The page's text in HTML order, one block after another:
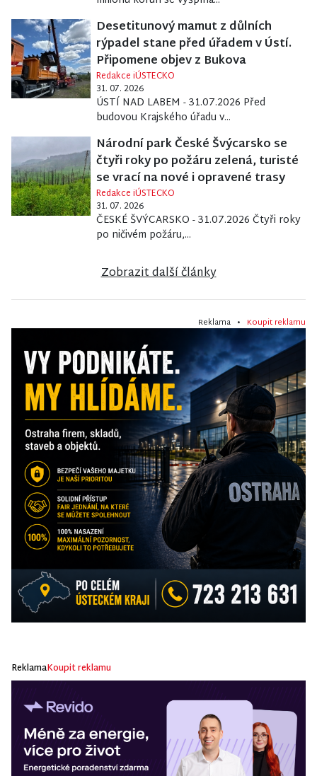
Desetitunový mamut z důlních
rýpadel stane před úřadem v Ústí.
Připomene objev z Bukova
Redakce iÚSTECKO
31. 07. 2026
ÚSTÍ NAD LABEM - 31.07.2026 Před
budovou Krajského úřadu v...
Národní park České Švýcarsko se
čtyři roky po požáru zelená, turisté
se vrací na nové i opravené trasy
Redakce iÚSTECKO
31. 07. 2026
ČESKÉ ŠVÝCARSKO - 31.07.2026 Čtyři roky
po ničivém požáru,...
Zobrazit další články
Reklama • Koupit reklamu
ReklamaKoupit reklamu